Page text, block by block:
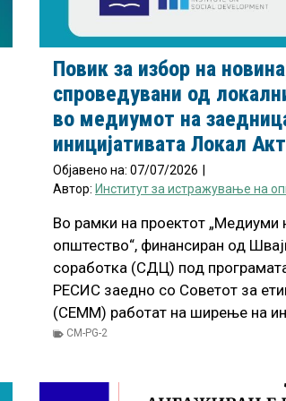
Повик за избор на
спроведувани од
во медиумот на
иницијативата Локал
Објавено на: 07/07/2026
Автор: Институт за истражување на
Во рамки на проектот „Медиуми
општество“, финансиран од
соработка (СДЦ) под
РЕСИС заедно со Советот за
(СЕММ) работат на ширење на
CM-PG-2